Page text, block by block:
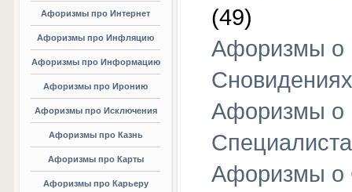
Афоризмы про Интернет
Афоризмы про Инфляцию
Афоризмы про Информацию
Афоризмы про Иронию
Афоризмы про Исключения
Афоризмы про Казнь
Афоризмы про Карты
Афоризмы про Карьеру
(49)
Афоризмы о
Сновидениях
Афоризмы о
Афоризмы о